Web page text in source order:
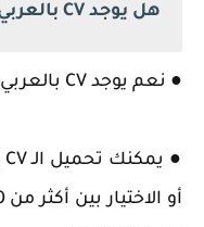
هل يوجد CV بالعربي؟
● نعم يوجد CV بالعربي ومتوفر خلال موقعنا فدني.